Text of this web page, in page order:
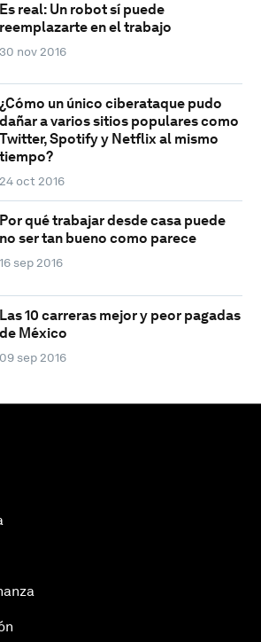
Es real: Un robot sí puede
reemplazarte en el trabajo
30 nov 2016
¿Cómo un único ciberataque pudo
dañar a varios sitios populares como
Twitter, Spotify y Netflix al mismo
tiempo?
24 oct 2016
Por qué trabajar desde casa puede
no ser tan bueno como parece
16 sep 2016
Las 10 carreras mejor y peor pagadas
de México
09 sep 2016